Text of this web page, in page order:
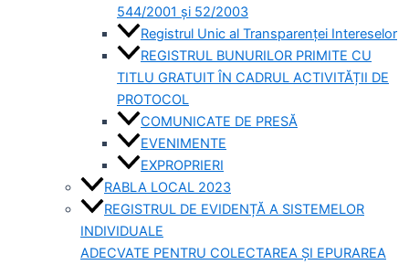
544/2001 și 52/2003
Registrul Unic al Transparenței Intereselor
REGISTRUL BUNURILOR PRIMITE CU
TITLU GRATUIT ÎN CADRUL ACTIVITĂȚII DE
PROTOCOL
COMUNICATE DE PRESĂ
EVENIMENTE
EXPROPRIERI
RABLA LOCAL 2023
REGISTRUL DE EVIDENȚĂ A SISTEMELOR
INDIVIDUALE
ADECVATE PENTRU COLECTAREA ȘI EPURAREA